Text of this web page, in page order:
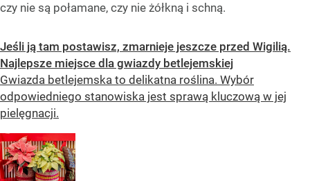
czy nie są połamane, czy nie żółkną i schną.
Jeśli ją tam postawisz, zmarnieje jeszcze przed Wigilią.
Najlepsze miejsce dla gwiazdy betlejemskiej
Gwiazda betlejemska to delikatna roślina. Wybór
odpowiedniego stanowiska jest sprawą kluczową w jej
pielęgnacji.